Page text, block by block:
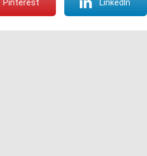
Pinterest LinkedIn